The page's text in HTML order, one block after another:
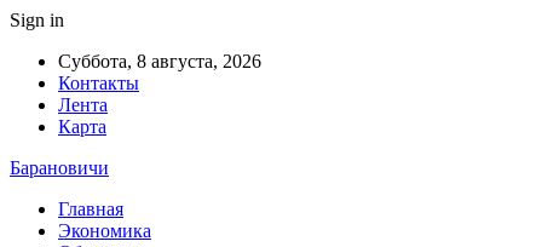
Sign in
Суббота, 8 августа, 2026
Контакты
Лента
Карта
Барановичи
Главная
Экономика